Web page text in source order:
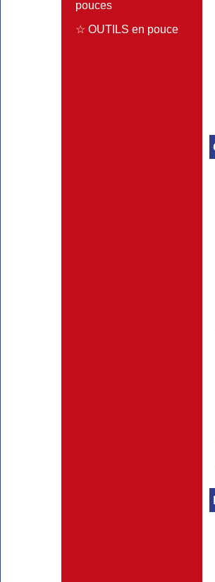
pouces
☆ OUTILS en pouce